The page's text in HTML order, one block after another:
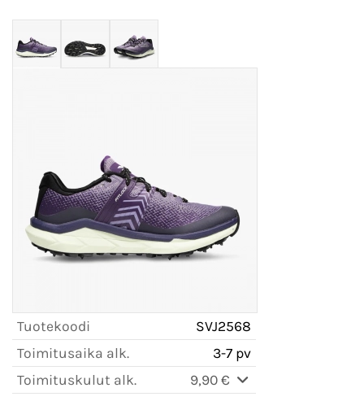
Tuotekoodi
SVJ2568
Toimitusaika alk.
3-7 pv
Toimituskulut alk.
9,90 €